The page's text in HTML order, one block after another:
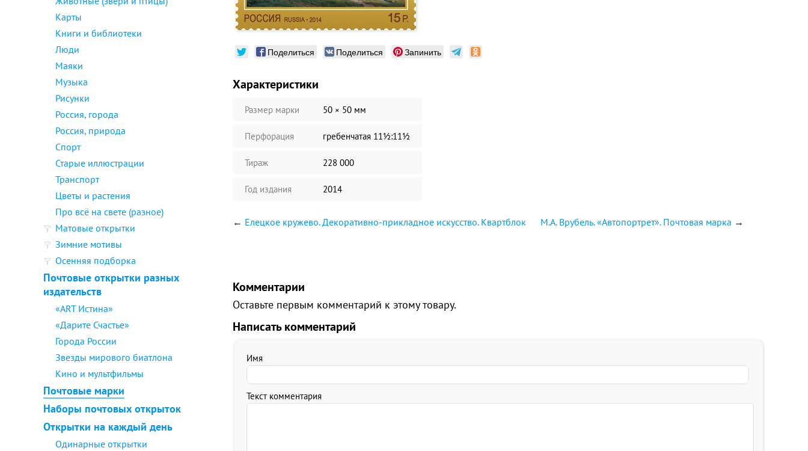
Карты
Книги и библиотеки
Люди
Маяки
Музыка
Рисунки
Россия, города
Россия, природа
Спорт
Старые иллюстрации
Транспорт
Цветы и растения
Про всё на свете (разное)
Матовые открытки
Зимние мотивы
Осенняя подборка
Почтовые открытки разных
издательств
«ART Истина»
«Дарите Счастье»
Города России
Звезды мирового биатлона
Кино и мультфильмы
Почтовые марки
Наборы почтовых открыток
Открытки на каждый день
Одинарные открытки
Поделиться Поделиться Запинить
Характеристики
Размер марки 50 × 50 мм
Перфорация гребенчатая 11½:11½
Тираж 228 000
Год издания 2014
← Елецкое кружево. Декоративно-прикладное искусство. Квартблок М.А. Врубель. «Автопортрет». Почтовая марка →
Комментарии
Оставьте первым комментарий к этому товару.
Написать комментарий
Имя
Текст комментария